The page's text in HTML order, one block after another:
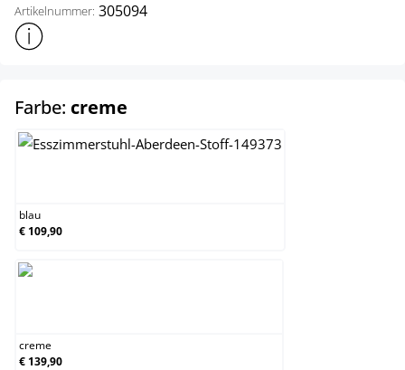
Artikelnummer: 305094
Weitere Produktinformationen anzeigen
Farbe: creme
blau
€ 109,90
creme
€ 139,90